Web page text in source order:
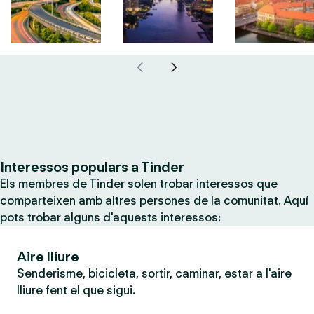
Interessos populars a Tinder
Els membres de Tinder solen trobar interessos que
comparteixen amb altres persones de la comunitat. Aquí
pots trobar alguns d'aquests interessos:
Aire lliure
Senderisme, bicicleta, sortir, caminar, estar a l'aire
lliure fent el que sigui.